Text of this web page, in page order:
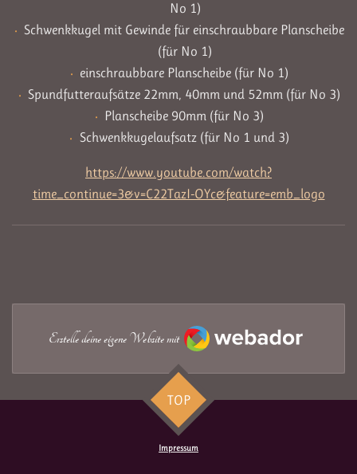
No 1)
Schwenkkugel mit Gewinde für einschraubbare Planscheibe
(für No 1)
einschraubbare Planscheibe (für No 1)
Spundfutteraufsätze 22mm, 40mm und 52mm (für No 3)
Planscheibe 90mm (für No 3)
Schwenkkugelaufsatz (für No 1 und 3)
https://www.youtube.com/watch?
time_continue=3&v=C22TazI-OYc&feature=emb_logo
Erstelle deine eigene Website mit
Webador
TOP
Impressum